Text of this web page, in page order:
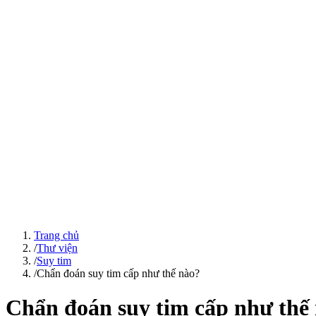
Trang chủ
/Thư viện
/Suy tim
/Chẩn đoán suy tim cấp như thế nào?
Chẩn đoán suy tim cấp như thế